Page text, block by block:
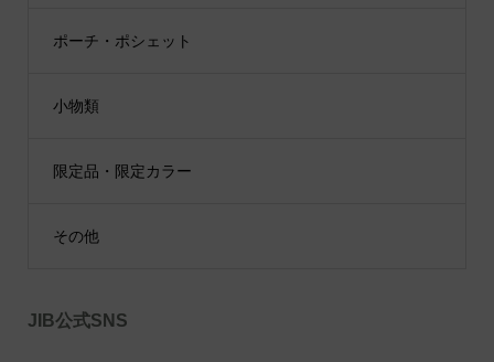
ポーチ・ポシェット
小物類
限定品・限定カラー
その他
JIB公式SNS